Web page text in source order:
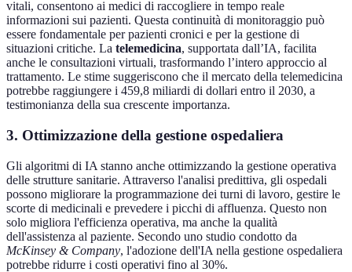
vitali, consentono ai medici di raccogliere in tempo reale
informazioni sui pazienti. Questa continuità di monitoraggio può
essere fondamentale per pazienti cronici e per la gestione di
situazioni critiche. La telemedicina, supportata dall’IA, facilita
anche le consultazioni virtuali, trasformando l’intero approccio al
trattamento. Le stime suggeriscono che il mercato della telemedicina
potrebbe raggiungere i 459,8 miliardi di dollari entro il 2030, a
testimonianza della sua crescente importanza.
3. Ottimizzazione della gestione ospedaliera
Gli algoritmi di IA stanno anche ottimizzando la gestione operativa
delle strutture sanitarie. Attraverso l'analisi predittiva, gli ospedali
possono migliorare la programmazione dei turni di lavoro, gestire le
scorte di medicinali e prevedere i picchi di affluenza. Questo non
solo migliora l'efficienza operativa, ma anche la qualità
dell'assistenza al paziente. Secondo uno studio condotto da
McKinsey & Company, l'adozione dell'IA nella gestione ospedaliera
potrebbe ridurre i costi operativi fino al 30%.